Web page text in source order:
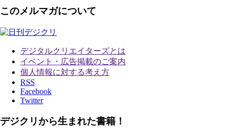
このメルマガについて
デジタルクリエイターズとは
イベント・広告掲載のご案内
個人情報に対する考え方
RSS
Facebook
Twitter
デジクリから生まれた書籍！